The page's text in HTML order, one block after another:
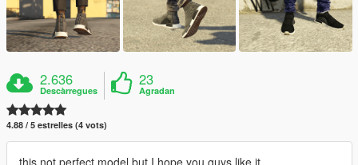
2.636
Descàrregues
23
Agradan
4.88 / 5 estrelles (4 vots)
this not perfect model but I hope you guys like it